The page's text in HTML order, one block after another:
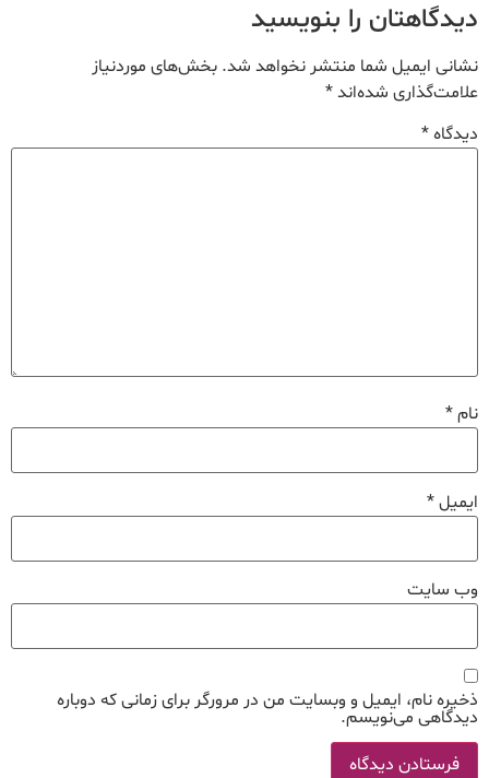
دیدگاهتان را بنویسید
نشانی ایمیل شما منتشر نخواهد شد. بخش‌های موردنیاز
علامت‌گذاری شده‌اند*
دیدگاه*
نام*
ایمیل*
وب‌ سایت
ذخیره نام، ایمیل و وبسایت من در مرورگر برای زمانی که دوباره
دیدگاهی می‌نویسم.